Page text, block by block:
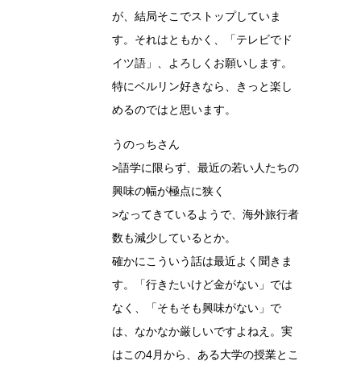
が、結局そこでストップしていま
す。それはともかく、「テレビでド
イツ語」、よろしくお願いします。
特にベルリン好きなら、きっと楽し
めるのではと思います。
うのっちさん
>語学に限らず、最近の若い人たちの
興味の幅が極点に狭く
>なってきているようで、海外旅行者
数も減少しているとか。
確かにこういう話は最近よく聞きま
す。「行きたいけど金がない」では
なく、「そもそも興味がない」で
は、なかなか厳しいですよねえ。実
はこの4月から、ある大学の授業とこ